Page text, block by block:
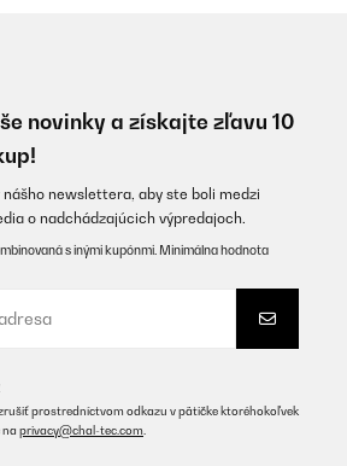
novinky a získajte zľavu 10
newslettera, aby ste boli medzi
o nadchádzajúcich výpredajoch.
s inými kupónmi. Minimálna hodnota
prostredníctvom odkazu v pätičke ktoréhokoľvek
na privacy@chal-tec.com